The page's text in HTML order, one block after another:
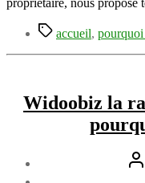
propriétaire, nous
Étiquettes
accueil, pourquoi
Widoobiz la
de